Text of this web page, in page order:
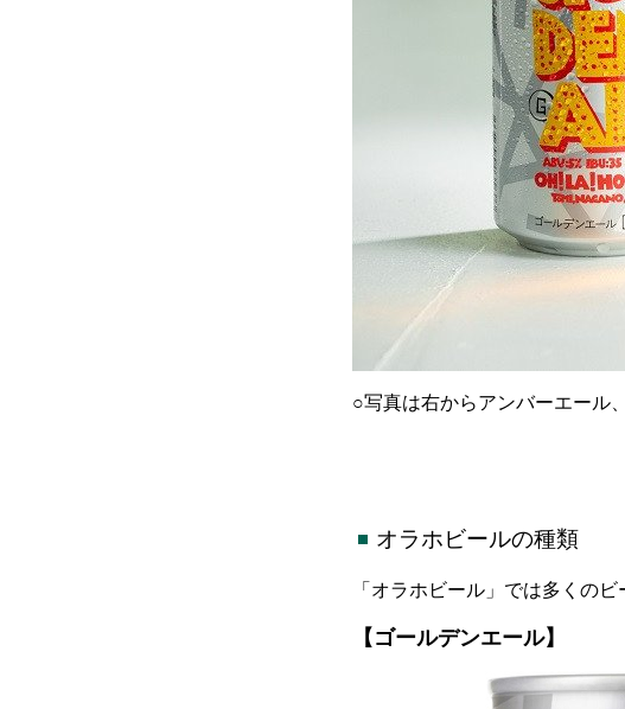
○写真は右からアンバーエール
オラホビールの種類
「オラホビール」では多くの
【ゴールデンエール】